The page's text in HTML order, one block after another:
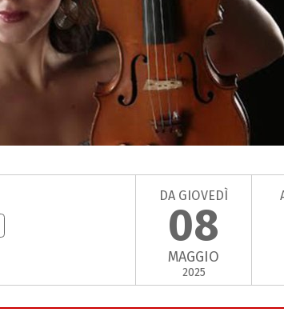
DA GIOVEDÌ
08
MAGGIO
2025